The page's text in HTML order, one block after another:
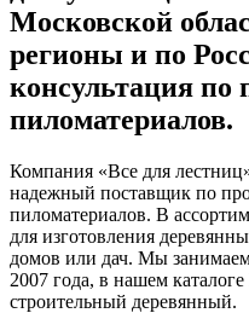
Московской
регионы и по
консультация по
пиломатериалов.
Компания «Все для
надежный поставщик по
пиломатериалов. В
для изготовления
домов или дач. Мы
2007 года, в нашем
строительный деревянный.